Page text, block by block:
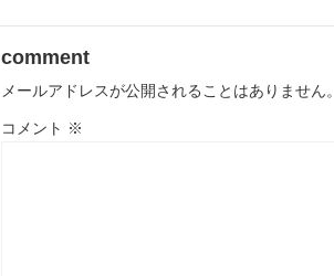
comment
メールアドレスが公開されることはありません。
コメント ※